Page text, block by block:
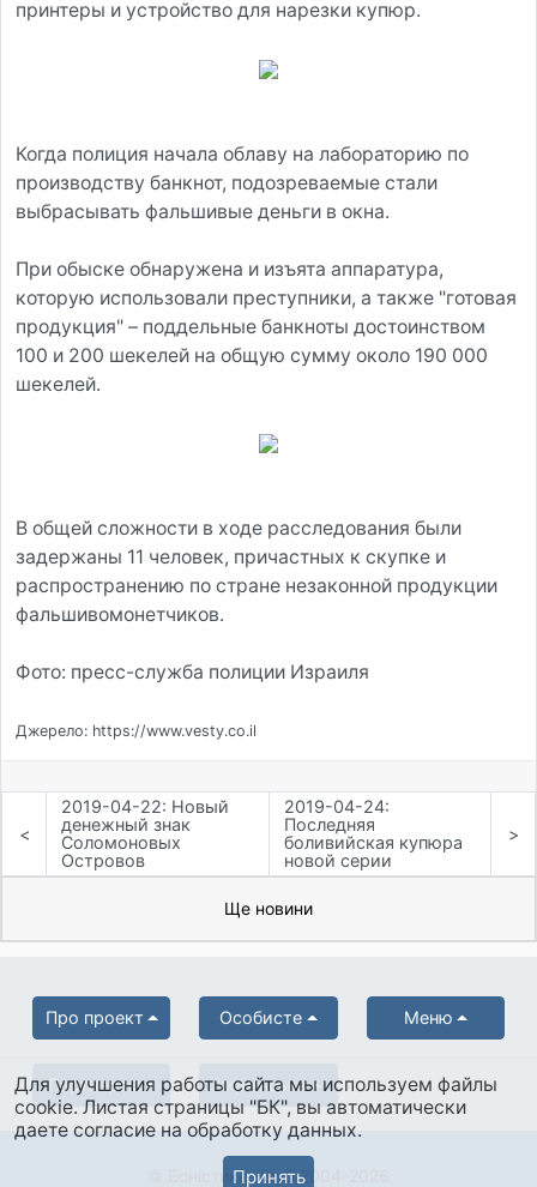
принтеры и устройство для нарезки купюр.
Когда полиция начала облаву на лабораторию по
производству банкнот, подозреваемые стали
выбрасывать фальшивые деньги в окна.
При обыске обнаружена и изъята аппаратура,
которую использовали преступники, а также "готовая
продукция" – поддельные банкноты достоинством
100 и 200 шекелей на общую сумму около 190 000
шекелей.
В общей сложности в ходе расследования были
задержаны 11 человек, причастных к скупке и
распространению по стране незаконной продукции
фальшивомонетчиков.
Фото: пресс-служба полиции Израиля
Джерело: https://www.vesty.co.il
<
2019-04-22: Новый
денежный знак
Соломоновых
Островов
2019-04-24:
Последняя
боливийская купюра
новой серии
>
Ще новини
Про проект Особисте Меню
Партнерам Українська
© Боністика-Клуб 2004-2026
Для улучшения работы сайта мы используем файлы
cookie. Листая страницы "БК", вы автоматически
даете согласие на обработку данных.
Принять